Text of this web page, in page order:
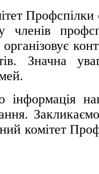
Профспілки
членів
Значна
інформація
комітет